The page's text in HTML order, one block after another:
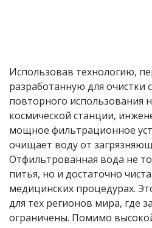
Использовав технологию,
разработанную для очистки
повторного использования
космической станции,
мощное фильтрационное
очищает воду от
Отфильтрованная вода не
питья, но и достаточно
медицинских процедурах.
для тех регионов мира, где
ограничены. Помимо